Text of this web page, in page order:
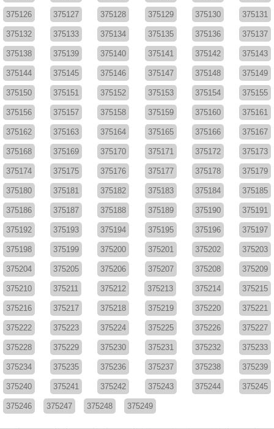
375126 375127 375128 375129 375130 375131
375132 375133 375134 375135 375136 375137
375138 375139 375140 375141 375142 375143
375144 375145 375146 375147 375148 375149
375150 375151 375152 375153 375154 375155
375156 375157 375158 375159 375160 375161
375162 375163 375164 375165 375166 375167
375168 375169 375170 375171 375172 375173
375174 375175 375176 375177 375178 375179
375180 375181 375182 375183 375184 375185
375186 375187 375188 375189 375190 375191
375192 375193 375194 375195 375196 375197
375198 375199 375200 375201 375202 375203
375204 375205 375206 375207 375208 375209
375210 375211 375212 375213 375214 375215
375216 375217 375218 375219 375220 375221
375222 375223 375224 375225 375226 375227
375228 375229 375230 375231 375232 375233
375234 375235 375236 375237 375238 375239
375240 375241 375242 375243 375244 375245
375246 375247 375248 375249